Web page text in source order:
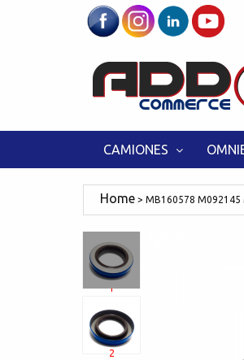
CAMIONES
MB160578 M092145
1
2